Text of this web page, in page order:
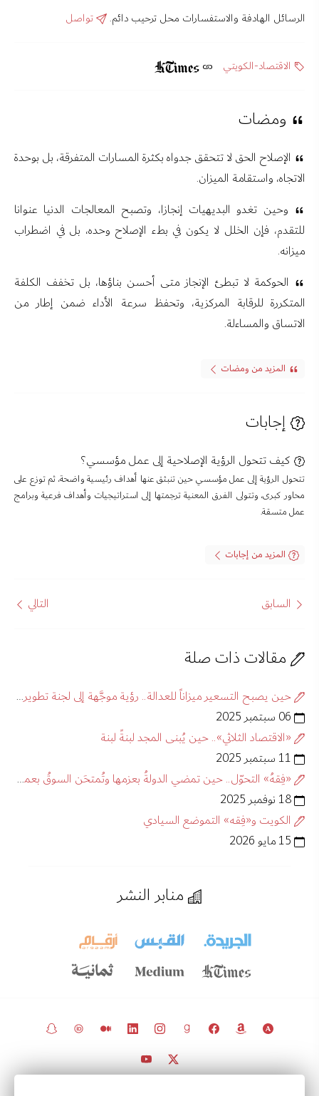
الرسائل الهادفة والاستفسارات محل ترحيب دائم. تواصل
الاقتصاد-الكويتي
ومضات
الإصلاح الحق لا تتحقق جدواه بكثرة المسارات المتفرقة، بل بوحدة
الاتجاه، واستقامة الميزان.
وحين تغدو البديهيات إنجازا، وتصبح المعالجات الدنيا عنوانا
للتقدم، فإن الخلل لا يكون في بطء الإصلاح وحده، بل في اضطراب
ميزانه.
الحوكمة لا تبطئ الإنجاز متى أحسن بناؤها، بل تخفف الكلفة
المتكررة للرقابة المركزية، وتحفظ سرعة الأداء ضمن إطار من
الاتساق والمساءلة.
المزيد من ومضات
إجابات
كيف تتحول الرؤية الإصلاحية إلى عمل مؤسسي؟
تتحول الرؤية إلى عمل مؤسسي حين تنبثق عنها أهداف رئيسية واضحة، ثم توزع على
محاور كبرى، وتتولى الفرق المعنية ترجمتها إلى استراتيجيات وأهداف فرعية وبرامج
عمل متسقة.
المزيد من إجابات
السابق التالي
مقالات ذات صلة
حين يصبح التسعير ميزاناً للعدالة.. رؤية موجَّهة إلى لجنة تطوير المنظومة التشريعية للتأمين
«الاقتصاد الثلاثي».. حين يُبنى المجد لبنةً لبنة
«فِقهُ» التحوّل.. حين تمضي الدولةُ بعزمها وتُمتحَن السوقُ بعمقها
الكويت و«فِقه» التموضع السيادي
منابر النشر